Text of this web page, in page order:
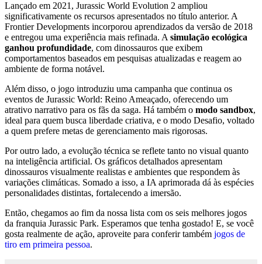
Lançado em 2021, Jurassic World Evolution 2 ampliou
significativamente os recursos apresentados no título anterior. A
Frontier Developments incorporou aprendizados da versão de 2018
e entregou uma experiência mais refinada. A simulação ecológica
ganhou profundidade, com dinossauros que exibem
comportamentos baseados em pesquisas atualizadas e reagem ao
ambiente de forma notável.
Além disso, o jogo introduziu uma campanha que continua os
eventos de Jurassic World: Reino Ameaçado, oferecendo um
atrativo narrativo para os fãs da saga. Há também o modo sandbox,
ideal para quem busca liberdade criativa, e o modo Desafio, voltado
a quem prefere metas de gerenciamento mais rigorosas.
Por outro lado, a evolução técnica se reflete tanto no visual quanto
na inteligência artificial. Os gráficos detalhados apresentam
dinossauros visualmente realistas e ambientes que respondem às
variações climáticas. Somado a isso, a IA aprimorada dá às espécies
personalidades distintas, fortalecendo a imersão.
Então, chegamos ao fim da nossa lista com os seis melhores jogos
da franquia Jurassic Park. Esperamos que tenha gostado! E, se você
gosta realmente de ação, aproveite para conferir também jogos de
tiro em primeira pessoa.